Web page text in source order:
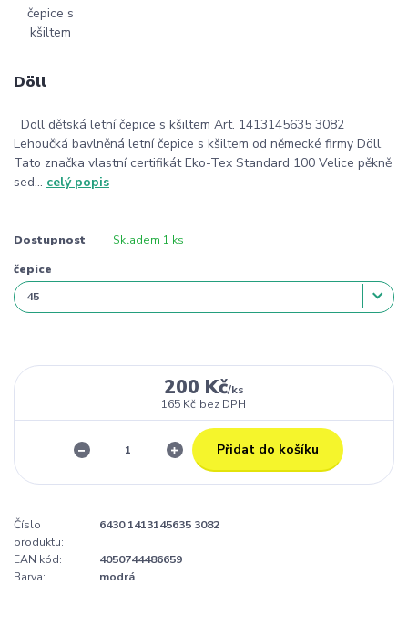
Döll
Döll dětská letní čepice s kšiltem Art. 1413145635 3082
Lehoučká bavlněná letní čepice s kšiltem od německé firmy Döll.
Tato značka vlastní certifikát Eko-Tex Standard 100 Velice pěkně
sed... celý popis
Dostupnost Skladem 1 ks
čepice
200 Kč/ks
165 Kč bez DPH
Přidat do košíku
Číslo
produktu:
6430 1413145635 3082
EAN kód:
4050744486659
Barva:
modrá